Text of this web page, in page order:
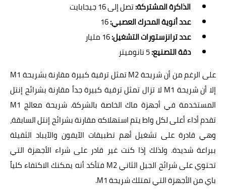
الذاكرة المشتركة:تصل إلى 16 جيجابايت
عدد أنوية المحرك العصبي:16
عدد ترانزستورات التشغيل:16 مليار
دقة التصنيع:5 نانوميتر
على الرغم من أن شريحة M2 تمثل ترقية كبيرة مقارنة بشريحة M1
إلا أن شريحة M1 لا تزال تمثل ترقية كبيرة جداً مقارنة بشرائح إنتل
المستخدمة في أجهزة ماك الخاصة بالشركة. شريحة معالج M1
تقدم أداء أعلى لكل واط يتم استهلاكه مقارنة بشرائح إنتل السابقة،
وهي قادرة على تشغيل أهم تطبيقات الآيفون والآيباد الثقيلة
ببراعة شديدة. ولذلك إذا كنت غير قادر على شراء الأجهزة التي
تحتوي على شرائح الجيل الثاني M2 فتأكد أنه يمكنك الاكتفاء كلياً
باي من الأجهزة التي تمتلك شريحة M1.